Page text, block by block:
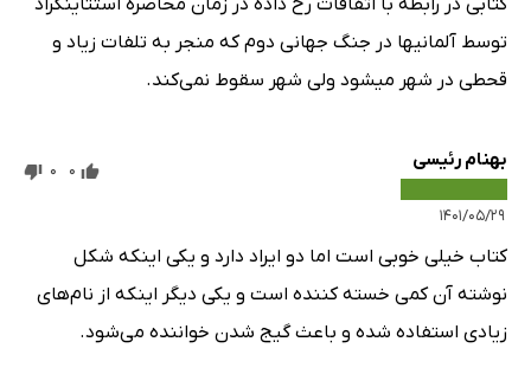
کتابی در رابطه با اتفاقات رخ داده در زمان محاصره استتاینگراد
توسط آلمانیها در جنگ جهانی دوم که منجر به تلفات زیاد و
قحطی در شهر میشود ولی شهر سقوط نمی‌کند.
بهنام رئیسی
۱۴۰۱/۰۵/۲۹
0
0
کتاب خیلی خوبی است اما دو ایراد دارد و یکی اینکه شکل
نوشته آن کمی خسته کننده است و یکی دیگر اینکه از نام‌های
زیادی استفاده شده و باعث گیج شدن خواننده می‌شود.